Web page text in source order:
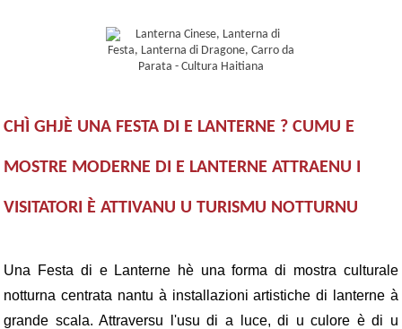
CHÌ GHJÈ UNA FESTA DI E LANTERNE ? CUMU E
MOSTRE MODERNE DI E LANTERNE ATTRAENU I
VISITATORI È ATTIVANU U TURISMU NOTTURNU
Una Festa di e Lanterne hè una forma di mostra culturale
notturna centrata nantu à installazioni artistiche di lanterne à
grande scala. Attraversu l'usu di a luce, di u culore è di u